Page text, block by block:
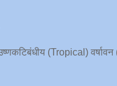
(Tropical)